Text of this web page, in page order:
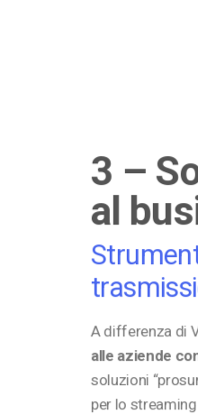
3 –
al
A differenza di
alle aziende
soluzioni
per lo streaming